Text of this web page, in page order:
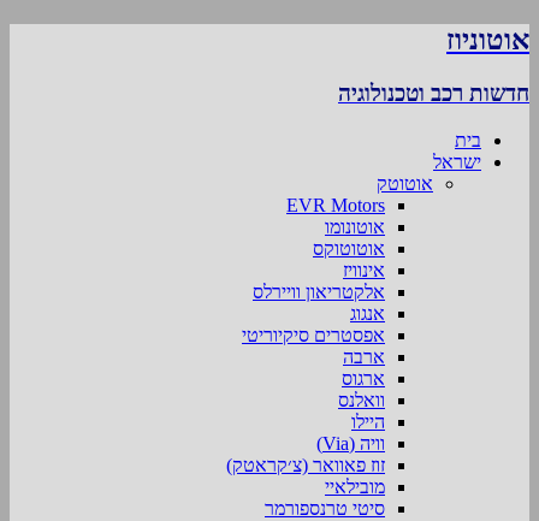
אוטוניוז
חדשות רכב וטכנולוגיה
בית
ישראל
אוטוטק
EVR Motors
אוטונומו
אוטוטוקס
אינוויז
אלקטריאון וויירלס
אנגוג
אפסטרים סיקיוריטי
ארבה
ארגוס
וואלנס
היילו
וויה (Via)
זוז פאוואר (צ׳קראטק)
מובילאיי
סיטי טרנספורמר